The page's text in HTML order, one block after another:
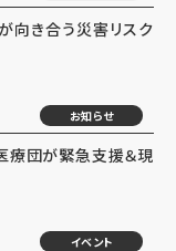
向き合う災害リスク
お知らせ
療団が緊急支援＆現
イベント